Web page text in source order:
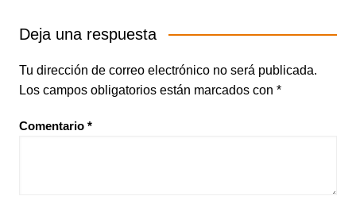
Deja una respuesta
Tu dirección de correo electrónico no será publicada.
Los campos obligatorios están marcados con *
Comentario *